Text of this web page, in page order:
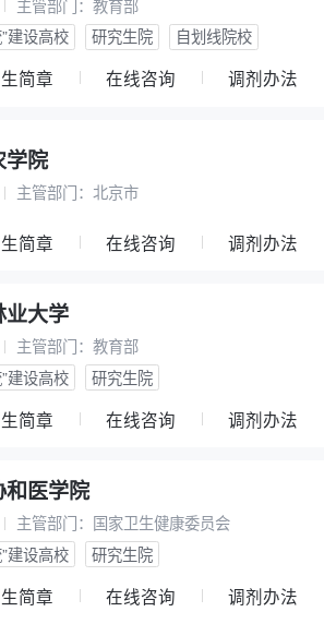
主管部门： 教育部
建设高校
研究生院 自划线院校
简章 在线咨询 调剂办法
学院
主管部门： 北京市
简章 在线咨询 调剂办法
业大学
主管部门： 教育部
建设高校
研究生院
简章 在线咨询 调剂办法
和医学院
主管部门： 国家卫生健康委员会
建设高校
研究生院
简章 在线咨询 调剂办法